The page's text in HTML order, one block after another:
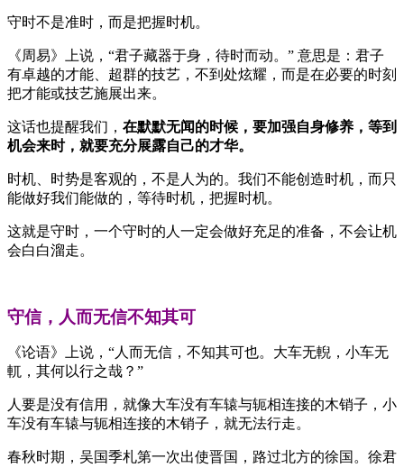
守时不是准时，而是把握时机。
《周易》上说，“君子藏器于身，待时而动。” 意思是：君子
有卓越的才能、超群的技艺，不到处炫耀，而是在必要的时刻
把才能或技艺施展出来。
这话也提醒我们， 在默默无闻的时候，要加强自身修养，等到
机会来时，就要充分展露自己的才华。
时机、时势是客观的，不是人为的。我们不能创造时机，而只
能做好我们能做的，等待时机，把握时机。
这就是守时，一个守时的人一定会做好充足的准备，不会让机
会白白溜走。
守信，人而无信不知其可
《论语》上说，“人而无信，不知其可也。大车无輗，小车无
軏，其何以行之哉？”
人要是没有信用，就像大车没有车辕与轭相连接的木销子，小
车没有车辕与轭相连接的木销子，就无法行走。
春秋时期，吴国季札第一次出使晋国，路过北方的徐国。徐君